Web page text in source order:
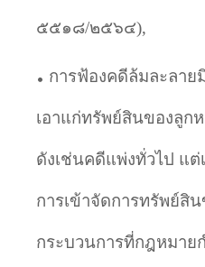
๕๕๑๘/๒๕๖๔),
การฟ้องคดีล้มละลาย
เอาแก่ทรัพย์สินของลูก
ดังเช่นคดีแพ่งทั่วไป แต่
การเข้าจัดการทรัพย์สิ
กระบวนการที่กฎหมาย